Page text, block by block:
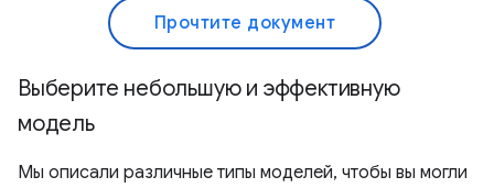
Прочтите документ
Выберите небольшую и эффективную
модель
Мы описали различные типы моделей, чтобы вы могли